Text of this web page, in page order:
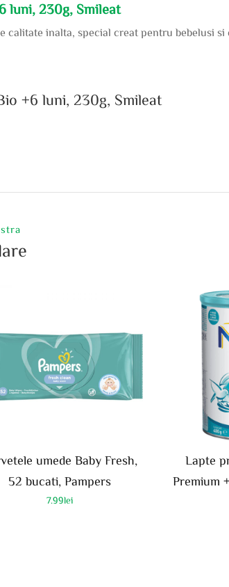
luni, 230g, Smileat
calitate inalta, special creat pentru bebelusi si
+6 luni, 230g, Smileat
umede Baby Fresh,
52 bucati, Pampers
7.99lei
Lapte
Premium